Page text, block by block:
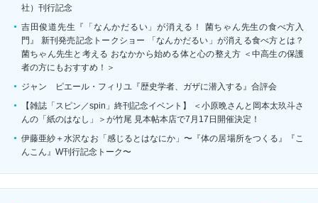
社）刊行記念
吉田俊道先生『「なんかだるい」が消える！ 菌ちゃん先生の食べ方入
門』 新刊発売記念トークショー 「なんかだるい」が消える食べ方とは？
菌ちゃん先生と考える おなかから始める体と心の整え方 ＜中高生の保護
者の方にもおすすめ！＞
ジャン゠ピエール・フィリユ『歴史学者、ガザに潜入する』合評会
【雑誌「スピン／spin」終刊記念イベント】 ＜小原晩さんと岡本太玖斗さ
んの「紙のはなし」＞が竹尾 見本帖本店で7月17日開催決定！
伊藤亜紗＋水沢なお「感じるとはなにか」〜『体の居場所をつくる』『こ
んこん』W刊行記念トーク〜